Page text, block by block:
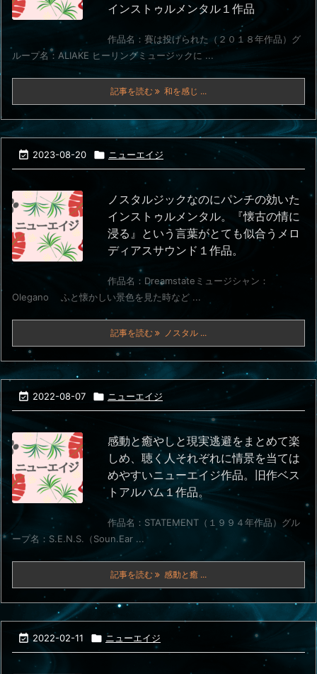
インストゥルメンタル１作品
作品名：賽は投げられた（２０１８年作品）グ
ループ名：ALIAKE ヒーリングミュージックに ...
記事を読む 和を感じ ...
 2023-08-20  ニューエイジ
ノスタルジックなのにパンチの効いた
インストゥルメンタル。『懐古の情に
浸る』という言葉がとても似合うメロ
ディアスサウンド１作品。
作品名：Dreamstateミュージシャン：
Olegano ふと懐かしい景色を見た時など ...
記事を読む ノスタル ...
 2022-08-07  ニューエイジ
感動と癒やしと現実逃避をまとめて楽
しめ、聴く人それぞれに情景を当ては
めやすいニューエイジ作品。旧作ベス
トアルバム１作品。
作品名：STATEMENT（１９９４年作品）グル
ープ名：S.E.N.S.（Soun.Ear ...
記事を読む 感動と癒 ...
 2022-02-11  ニューエイジ